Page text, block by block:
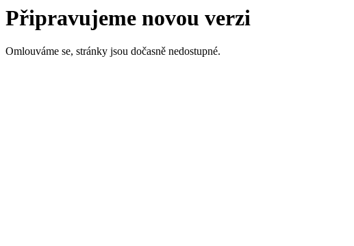
Připravujeme novou verzi
Omlouváme se, stránky jsou dočasně nedostupné.